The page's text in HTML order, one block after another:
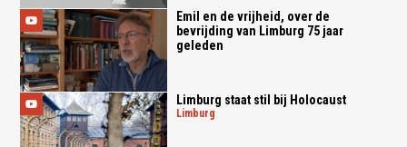
Emil en de vrijheid, over de
bevrijding van Limburg 75 jaar
geleden
Limburg staat stil bij Holocaust
limburg